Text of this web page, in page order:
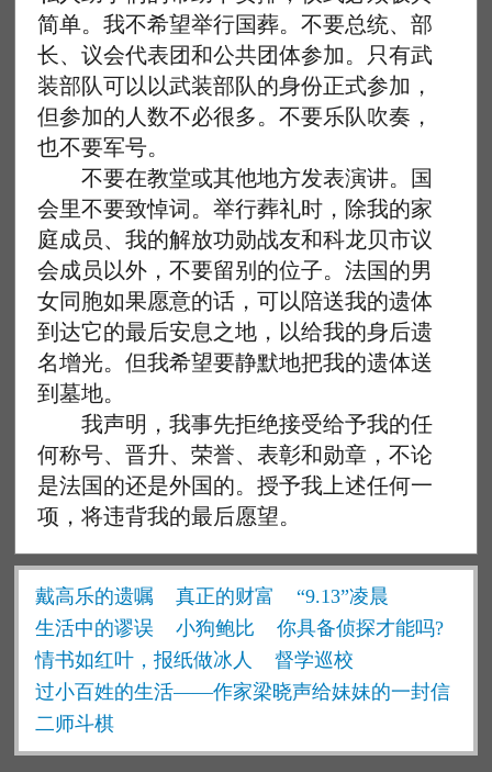
简单。我不希望举行国葬。不要总统、部
长、议会代表团和公共团体参加。只有武
装部队可以以武装部队的身份正式参加，
但参加的人数不必很多。不要乐队吹奏，
也不要军号。
不要在教堂或其他地方发表演讲。国
会里不要致悼词。举行葬礼时，除我的家
庭成员、我的解放功勋战友和科龙贝市议
会成员以外，不要留别的位子。法国的男
女同胞如果愿意的话，可以陪送我的遗体
到达它的最后安息之地，以给我的身后遗
名增光。但我希望要静默地把我的遗体送
到墓地。
我声明，我事先拒绝接受给予我的任
何称号、晋升、荣誉、表彰和勋章，不论
是法国的还是外国的。授予我上述任何一
项，将违背我的最后愿望。
戴高乐的遗嘱 真正的财富
“9.13”凌晨
生活中的谬误
小狗鲍比
你具备侦探才能吗?
情书如红叶，报纸做冰人
督学巡校
过小百姓的生活——作家梁晓声给妹妹的一封信
二师斗棋